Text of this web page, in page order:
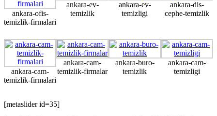
ankara-ofis-
temizlik-firmalari
ankara-ev-
temizlik
ankara-ev-
temizligi
ankara-dis-
cephe-temizlik
ankara-cam-
temizlik-firmalari
ankara-cam-
temizlik-firmalar
ankara-buro-
temizlik
ankara-cam-
temizligi
[metaslider id=35]